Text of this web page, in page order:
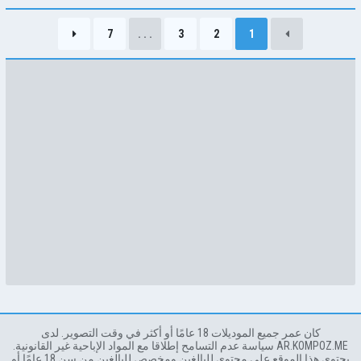
ملوك الواقع
1
2
3
. . .
7
كان عمر جميع الموديلات 18 عامًا أو أكثر في وقت التصوير. لدى
AR.KOMPOZ.ME سياسة عدم التسامح إطلاقا مع المواد الإباحية غير القانونية.
يحتوي هذا الموقع على محتوى للبالغين ومخصص للبالغين من سن 18 عامًا أو